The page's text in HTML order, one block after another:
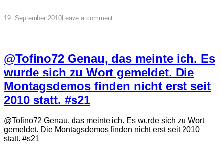
19. September 2010Leave a comment
@Tofino72 Genau, das meinte ich. Es
wurde sich zu Wort gemeldet. Die
Montagsdemos finden nicht erst seit
2010 statt. #s21
@Tofino72 Genau, das meinte ich. Es wurde sich zu Wort
gemeldet. Die Montagsdemos finden nicht erst seit 2010
statt. #s21